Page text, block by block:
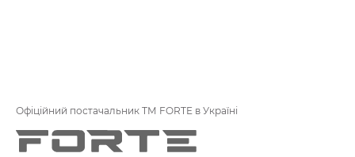
Офіційний постачальник ТМ FORTE в Україні